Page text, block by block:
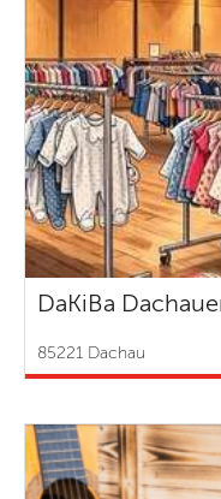
DaKiBa
85221 Dachau